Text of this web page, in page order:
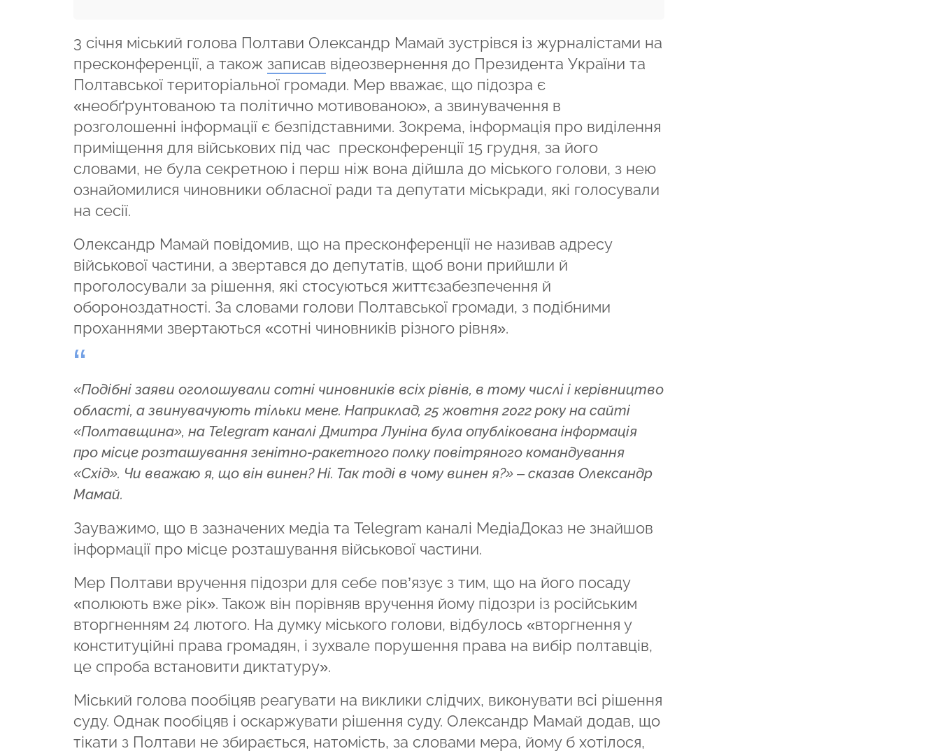
3 січня міський голова Полтави Олександр Мамай зустрівся із журналістами на
пресконференції, а також записав відеозвернення до Президента України та
Полтавської територіальної громади. Мер вважає, що підозра є
«необґрунтованою та політично мотивованою», а звинувачення в
розголошенні інформації є безпідставними. Зокрема, інформація про виділення
приміщення для військових під час пресконференції 15 грудня, за його
словами, не була секретною і перш ніж вона дійшла до міського голови, з нею
ознайомилися чиновники обласної ради та депутати міськради, які голосували
на сесії.
Олександр Мамай повідомив, що на пресконференції не називав адресу
військової частини, а звертався до депутатів, щоб вони прийшли й
проголосували за рішення, які стосуються життєзабезпечення й
обороноздатності. За словами голови Полтавської громади, з подібними
проханнями звертаються «сотні чиновників різного рівня».
«Подібні заяви оголошували сотні чиновників всіх рівнів, в тому числі і керівництво
області, а звинувачують тільки мене. Наприклад, 25 жовтня 2022 року на сайті
«Полтавщина», на Telegram каналі Дмитра Луніна була опублікована інформація
про місце розташування зенітно-ракетного полку повітряного командування
«Схід». Чи вважаю я, що він винен? Ні. Так тоді в чому винен я?» – сказав Олександр
Мамай.
Зауважимо, що в зазначених медіа та Telegram каналі МедіаДоказ не знайшов
інформації про місце розташування військової частини.
Мер Полтави вручення підозри для себе пов’язує з тим, що на його посаду
«полюють вже рік». Також він порівняв вручення йому підозри із російським
вторгненням 24 лютого. На думку міського голови, відбулось «вторгнення у
конституційні права громадян, і зухвале порушення права на вибір полтавців,
це спроба встановити диктатуру».
Міський голова пообіцяв реагувати на виклики слідчих, виконувати всі рішення
суду. Однак пообіцяв і оскаржувати рішення суду. Олександр Мамай додав, що
тікати з Полтави не збирається, натомість, за словами мера, йому б хотілося,